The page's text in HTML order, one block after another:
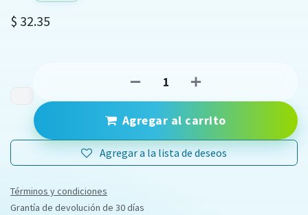
$ 32.35
Agregar al carrito
Agregar a la lista de deseos
Términos y condiciones
Grantía de devolución de 30 días